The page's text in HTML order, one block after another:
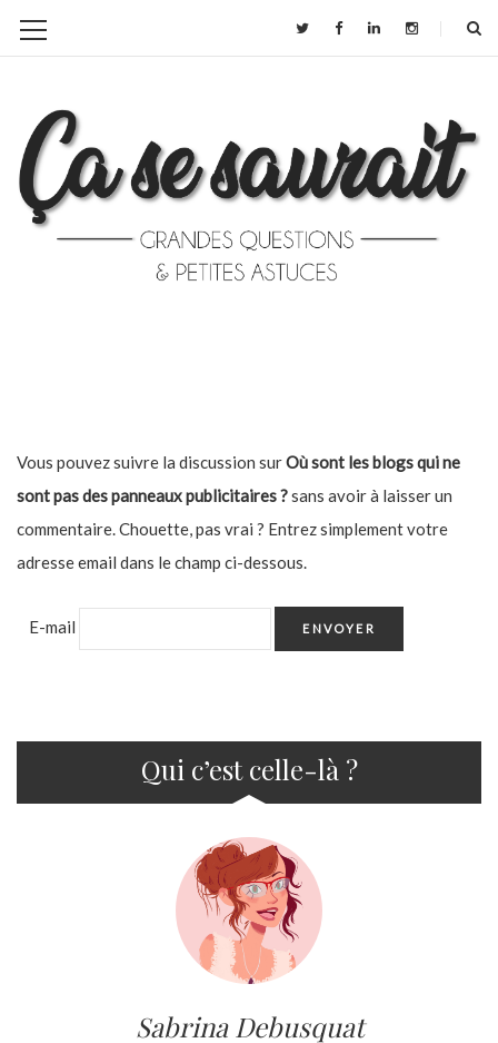
Vous pouvez suivre la discussion surOù sont les blogs qui ne
sont pas des panneaux publicitaires ?sans avoir à laisser un
commentaire. Chouette, pas vrai ? Entrez simplement votre
adresse email dans le champ ci-dessous.
E-mail
Qui c’est celle-là ?
Sabrina Debusquat